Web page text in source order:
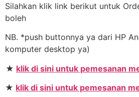
Silahkan klik link berikut untuk
boleh
NB. *push buttonnya ya dari HP
komputer desktop ya)
★ klik di sini untuk pemesanan
★ klik di sini untuk pemesanan